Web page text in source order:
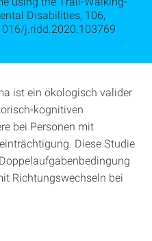
Disabilities, 106,
j.ridd.2020.103769
ist ein ökologisch valider
kognitiven
bei Personen mit
Diese Studie
Richtungswechseln bei